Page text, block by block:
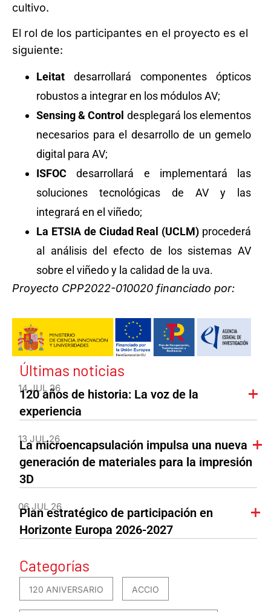
cultivo.
El rol de los participantes en el proyecto es el
siguiente:
Leitat desarrollará componentes ópticos
robustos a integrar en los módulos AV;
Sensing & Control desplegará los elementos
necesarios para el desarrollo de un gemelo
digital para AV;
ISFOC desarrollará e implementará las
soluciones tecnológicas de AV y las
integrará en el viñedo;
La ETSIA de Ciudad Real (UCLM) procederá
al análisis del efecto de los sistemas AV
sobre el viñedo y la calidad de la uva.
Proyecto CPP2022-010020 financiado por:
Últimas noticias
14 JUL 26
120 años de historia: La voz de la
experiencia
13 JUL 26
La microencapsulación impulsa una nueva
generación de materiales para la impresión
3D
06 JUL 26
Plan estratégico de participación en
Horizonte Europa 2026-2027
Categorías
120 ANIVERSARIO ACCIO